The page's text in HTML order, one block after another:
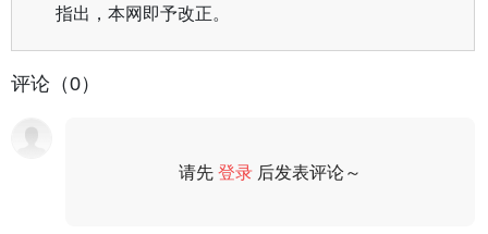
指出，本网即予改正。
评论（0）
请先登录 后发表评论～